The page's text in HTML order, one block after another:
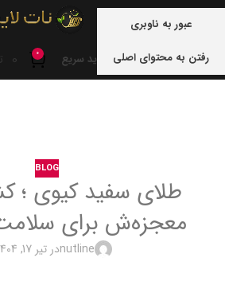
عبور به ناوبری
رفتن به محتوای اصلی
خرید سریع 0
0
BLOG
طلای سفید کیوی ؛
معجزه‌ش برای
nutlineدر تیر 17, 1404